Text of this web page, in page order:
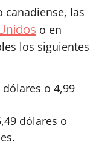
las
o en
los siguientes
dólares o 4,99
dólares o